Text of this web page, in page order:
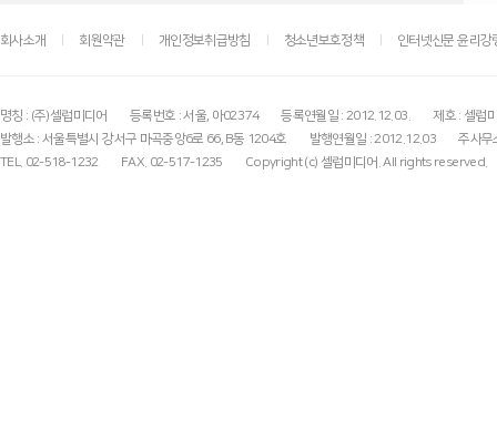
회사소개 회원약관 개인정보취급방침 청소년보호정책 인터넷신문 윤리강
명칭 : (주)셀럽미디어 등록번호 : 서울, 아02374 등록연월일 : 2012.12.03.
제호 : 셀럽
발행소 : 서울특별시 강서구 마곡중앙6로 66, B동 1204호
발행연월일 : 2012.12.03
주사무
TEL. 02-518-1232
FAX. 02-517-1235 Copyright (c) 셀럽미디어. All rights reserved.